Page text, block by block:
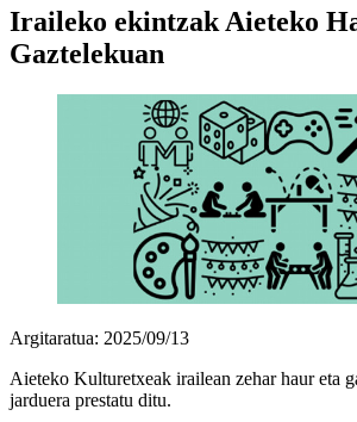
Iraileko ekintzak Aieteko
Gaztelekuan
Argitaratua: 2025/09/13
Aieteko Kulturetxeak irailean zehar haur eta
jarduera prestatu ditu.